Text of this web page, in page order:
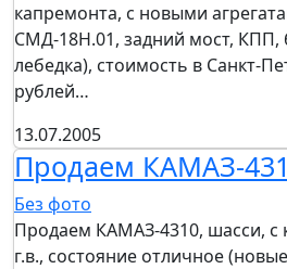
капремонта, с новыми
СМД-18Н.01, задний мост, КПП,
лебедка), стоимость в Санкт-
рублей…
13.07.2005
Продаем КАМАЗ-
Без фото
Продаем КАМАЗ-4310, шасси, с
г.в., состояние отличное